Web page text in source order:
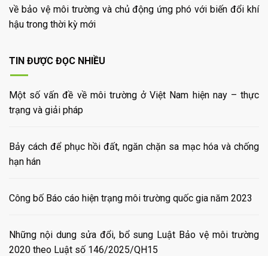
về bảo vệ môi trường và chủ động ứng phó với biến đổi khí
hậu trong thời kỳ mới
TIN ĐƯỢC ĐỌC NHIỀU
Một số vấn đề về môi trường ở Việt Nam hiện nay – thực
trạng và giải pháp
Bảy cách để phục hồi đất, ngăn chặn sa mạc hóa và chống
hạn hán
Công bố Báo cáo hiện trạng môi trường quốc gia năm 2023
Những nội dung sửa đổi, bổ sung Luật Bảo vệ môi trường
2020 theo Luật số 146/2025/QH15